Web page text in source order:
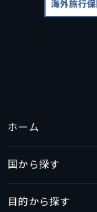
ホーム
国から探す
目的から探す